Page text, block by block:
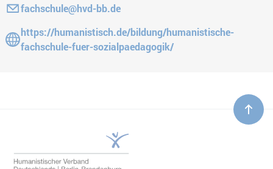
E-Mail:fachschule@hvd-bb.de
Gehe zur Website:
https://humanistisch.de/bildung/humanistische-
fachschule-fuer-sozialpaedagogik/